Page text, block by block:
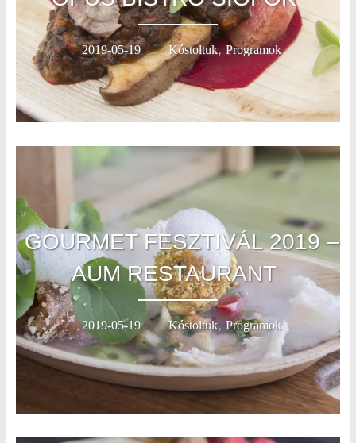
2019-05-19 Kóstoltuk,Programok
GOURMET FESZTIVÁL 2019 –
AUM RESTAURANT
2019-05-19 Kóstoltuk,Programok